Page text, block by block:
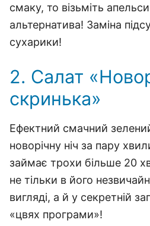
смаку, то візьміть
альтернатива! Заміна
сухарики!
2. Салат
скринька»
Ефектний смачний
новорічну ніч за пару
займає трохи більше 20
не тільки в його
вигляді, а й у секретній
«цвях програми»!